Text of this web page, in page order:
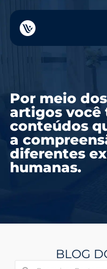
Por meio
artigos você
conteúdos
a
diferentes
humanas.
BLOG